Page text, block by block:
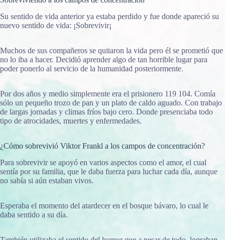
Su sentido de vida anterior ya estaba perdido y fue donde apareció su
nuevo sentido de vida: ¡Sobrevivir¡
Muchos de sus compañeros se quitaron la vida pero él se prometió que
no lo iba a hacer. Decidió aprender algo de tan horrible lugar para
poder ponerlo al servicio de la humanidad posteriormente.
Por dos años y medio simplemente era el prisionero 119 104. Comía
sólo un pequeño trozo de pan y un plato de caldo aguado. Con trabajo
de largas jornadas y climas fríos bajo cero. Donde presenciaba todo
tipo de atrocidades, muertes y enfermedades.
¿Cómo sobrevivió Viktor Frankl a los campos de concentración?
Para sobrevivir se apoyó en varios aspectos como el amor, el cual
sentía por su familia, que le daba fuerza para luchar cada día, aunque
no sabía si aún estaban vivos.
Esperaba el momento del atardecer en el bosque bávaro, lo cual le
daba sentido a su día.